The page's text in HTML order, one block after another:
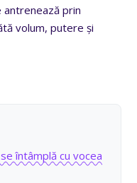
antrenează prin
volum, putere și
întâmplă cu vocea